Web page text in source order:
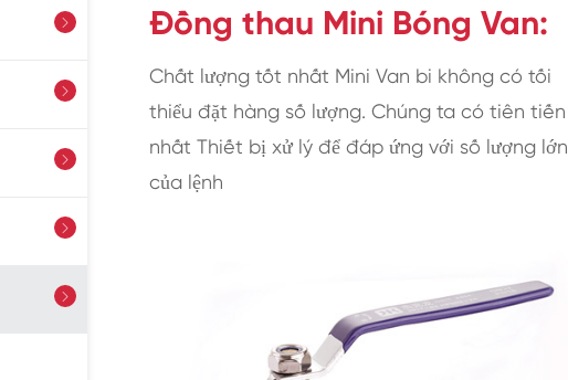





Đồng thau Mini Bóng Van:
Chất lượng tốt nhất Mini Van bi không có tối
thiểu đặt hàng số lượng. Chúng ta có tiên tiến
nhất Thiết bị xử lý để đáp ứng với số lượng lớn
của lệnh